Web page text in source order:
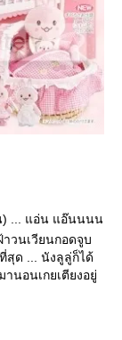
) ... แอ่น แอ๊นนนน
าวนเวียนกอดจูบ
สุด ... นังลูลู่ก็ได้
นอนเกยเตียงอยู่